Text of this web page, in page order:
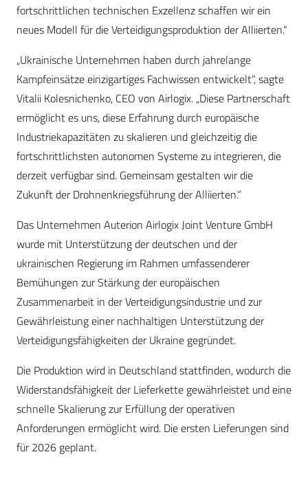
fortschrittlichen technischen Exzellenz schaffen wir ein
neues Modell für die Verteidigungsproduktion der Alliierten.“
„Ukrainische Unternehmen haben durch jahrelange
Kampfeinsätze einzigartiges Fachwissen entwickelt“, sagte
Vitalii Kolesnichenko, CEO von Airlogix. „Diese Partnerschaft
ermöglicht es uns, diese Erfahrung durch europäische
Industriekapazitäten zu skalieren und gleichzeitig die
fortschrittlichsten autonomen Systeme zu integrieren, die
derzeit verfügbar sind. Gemeinsam gestalten wir die
Zukunft der Drohnenkriegsführung der Alliierten.“
Das Unternehmen Auterion Airlogix Joint Venture GmbH
wurde mit Unterstützung der deutschen und der
ukrainischen Regierung im Rahmen umfassenderer
Bemühungen zur Stärkung der europäischen
Zusammenarbeit in der Verteidigungsindustrie und zur
Gewährleistung einer nachhaltigen Unterstützung der
Verteidigungsfähigkeiten der Ukraine gegründet.
Die Produktion wird in Deutschland stattfinden, wodurch die
Widerstandsfähigkeit der Lieferkette gewährleistet und eine
schnelle Skalierung zur Erfüllung der operativen
Anforderungen ermöglicht wird. Die ersten Lieferungen sind
für 2026 geplant.